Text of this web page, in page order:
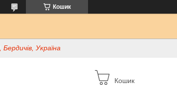
Кошик
Україна
Кошик